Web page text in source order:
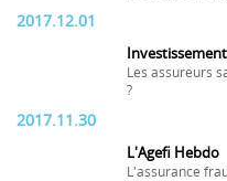
2017.12.01
Les assureurs
?
2017.11.30
L'Agefi Hebdo
L'assurance